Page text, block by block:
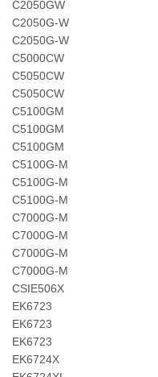
C2050GW
C2050G-W
C2050G-W
C5000CW
C5050CW
C5050CW
C5100GM
C5100GM
C5100GM
C5100G-M
C5100G-M
C5100G-M
C7000G-M
C7000G-M
C7000G-M
C7000G-M
CSIE506X
EK6723
EK6723
EK6723
EK6724X